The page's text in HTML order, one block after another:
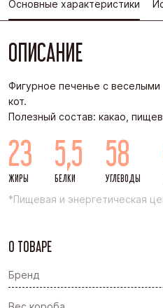
Основные характеристики
ОПИСАНИЕ
Фигурное печенье с
кот.
Полезный состав: какао,
23
ЖИРЫ
5,5
БЕЛКИ
58
УГЛЕВОДЫ
*Пищевая и энергетическая
О ТОВАРЕ
Бренд